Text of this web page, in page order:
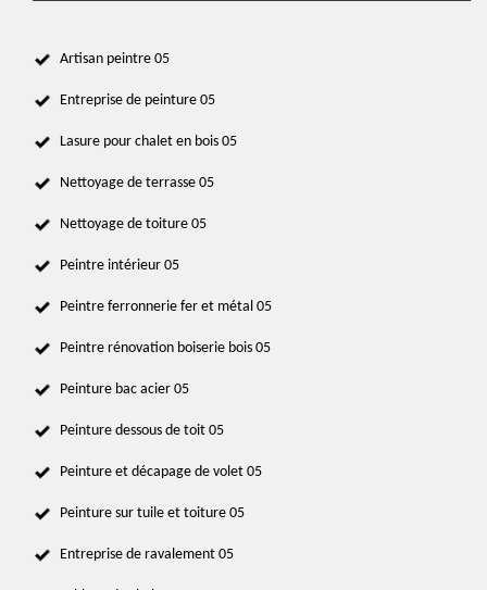
Artisan peintre 05
Entreprise de peinture 05
Lasure pour chalet en bois 05
Nettoyage de terrasse 05
Nettoyage de toiture 05
Peintre intérieur 05
Peintre ferronnerie fer et métal 05
Peintre rénovation boiserie bois 05
Peinture bac acier 05
Peinture dessous de toit 05
Peinture et décapage de volet 05
Peinture sur tuile et toiture 05
Entreprise de ravalement 05